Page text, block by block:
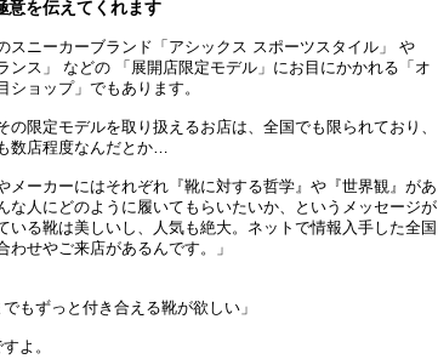
意を伝えてくれます
スニーカーブランド「アシックス スポーツスタイル」 や
ンス」 などの 「展開店限定モデル」にお目にかかれる「オ
ショップ」でもあります。
の限定モデルを取り扱えるお店は、全国でも限られており、
数店程度なんだとか…
メーカーにはそれぞれ『靴に対する哲学』や『世界観』があ
な人にどのように履いてもらいたいか、というメッセージが
いる靴は美しいし、人気も絶大。ネットで情報入手した全国
わせやご来店があるんです。」
もずっと付き合える靴が欲しい」
よ。